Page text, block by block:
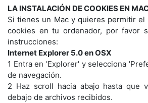
LA INSTALACIÓN DE COOKIES EN
Si tienes un Mac y quieres permitir el
cookies en tu ordenador, por favor
instrucciones:
Internet Explorer 5.0 en OSX
1 Entra en 'Explorer' y selecciona
de navegación.
2 Haz scroll hacia abajo hasta que
debajo de archivos recibidos.